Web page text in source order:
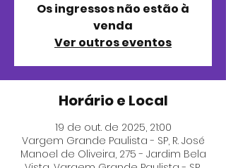
Os ingressos não estão à
venda
Ver outros eventos
Horário e Local
19 de out. de 2025, 21:00
Vargem Grande Paulista - SP, R. José
Manoel de Oliveira, 275 - Jardim Bela